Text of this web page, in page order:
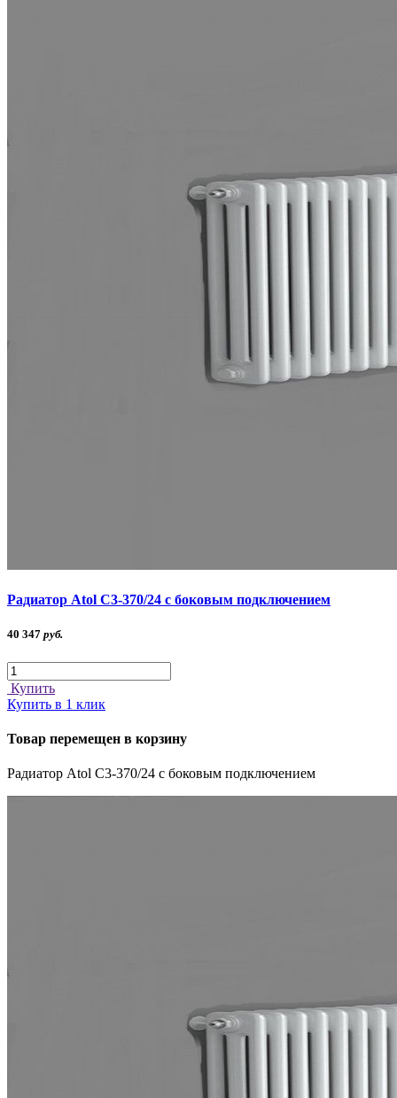
Радиатор Atol C3-370/24 с боковым подключением
40 347 руб.
Купить
Купить в 1 клик
Товар перемещен в корзину
Радиатор Atol C3-370/24 с боковым подключением